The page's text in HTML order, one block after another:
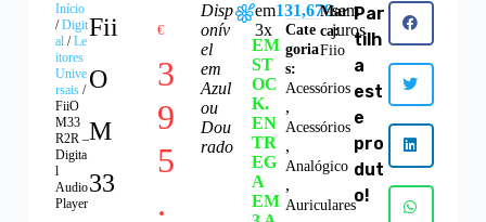
Início
/Digit
al/Le
itores
Unive
rsais/
FiiO
M33
R2R –
Digita
l
Audio
Player
Fii
O
M
33
€
3
9
5
.
Disp
onív
el
em
Azul
ou
Dou
rado
em
3x
131,67€sem
juros
EM
ST
OC
K.
EN
TR
EG
A
EM
Cate
goria
s:
Acessórios
,
Acessórios
,
Analógico
,
Auriculares
Mar
ca:
Fiio
Par
tilh
a
est
e
pro
dut
o!